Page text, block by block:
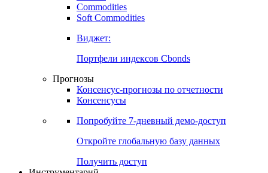
Commodities
Золото
Бензин
Soft Commodities
Виджет:
Портфели индексов Cbonds
Прогнозы
Консенсусы
Попробуйте7-дневный